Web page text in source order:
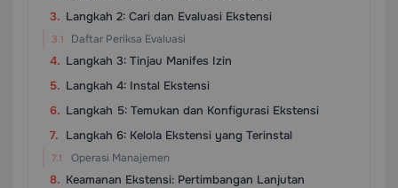
Langkah 2: Cari dan Evaluasi Ekstensi
Daftar Periksa Evaluasi
Langkah 3: Tinjau Manifes Izin
Langkah 4: Instal Ekstensi
Langkah 5: Temukan dan Konfigurasi Ekstensi
Langkah 6: Kelola Ekstensi yang Terinstal
Operasi Manajemen
Keamanan Ekstensi: Pertimbangan Lanjutan